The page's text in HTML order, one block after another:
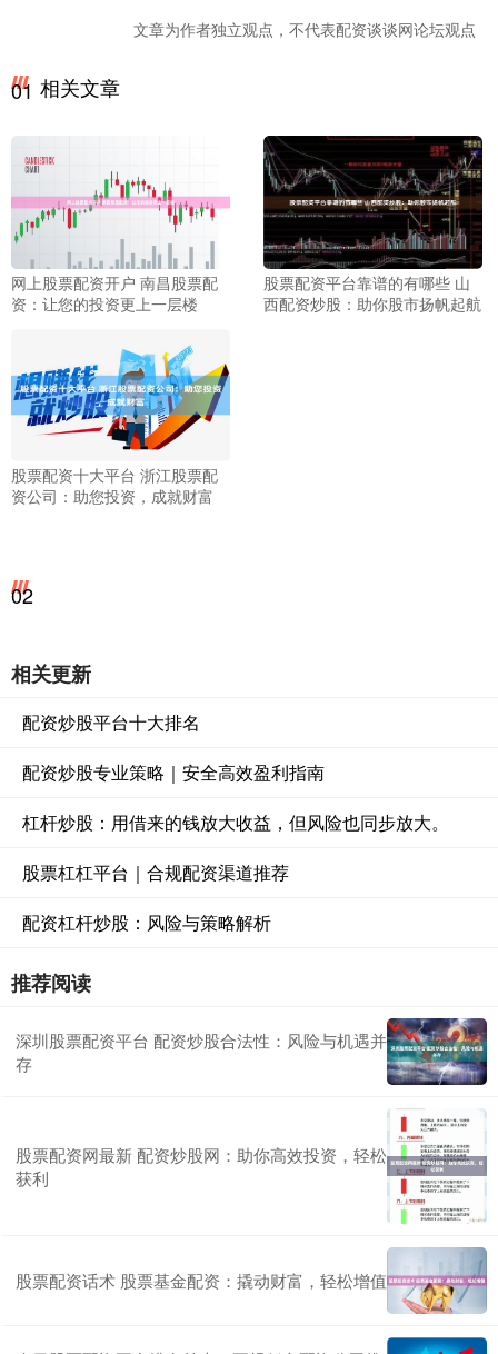
文章为作者独立观点，不代表配资谈谈网论坛观点
01 相关文章
网上股票配资开户 南昌股票配
资：让您的投资更上一层楼
股票配资平台靠谱的有哪些 山
西配资炒股：助你股市扬帆起航
股票配资十大平台 浙江股票配
资公司：助您投资，成就财富
02
相关更新
配资炒股平台十大排名
配资炒股专业策略｜安全高效盈利指南
杠杆炒股：用借来的钱放大收益，但风险也同步放大。
股票杠杠平台｜合规配资渠道推荐
配资杠杆炒股：风险与策略解析
推荐阅读
深圳股票配资平台 配资炒股合法性：风险与机遇并
存
股票配资网最新 配资炒股网：助你高效投资，轻松
获利
股票配资话术 股票基金配资：撬动财富，轻松增值